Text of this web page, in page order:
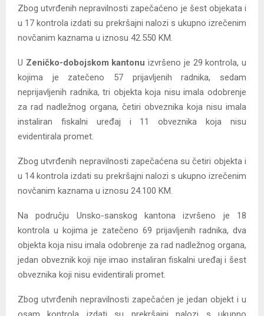
Zbog utvrđenih nepravilnosti zapečaćeno je šest objekata i
u 17 kontrola izdati su prekršajni nalozi s ukupno izrečenim
novčanim kaznama u iznosu 42.550 KM.
U Zeničko-dobojskom kantonu izvršeno je 29 kontrola, u
kojima je zatečeno 57 prijavljenih radnika, sedam
neprijavljenih radnika, tri objekta koja nisu imala odobrenje
za rad nadležnog organa, četiri obveznika koja nisu imala
instaliran fiskalni uređaj i 11 obveznika koja nisu
evidentirala promet.
Zbog utvrđenih nepravilnosti zapečaćena su četiri objekta i
u 14 kontrola izdati su prekršajni nalozi s ukupno izrečenim
novčanim kaznama u iznosu 24.100 KM.
Na području Unsko-sanskog kantona izvršeno je 18
kontrola u kojima je zatečeno 69 prijavljenih radnika, dva
objekta koja nisu imala odobrenje za rad nadležnog organa,
jedan obveznik koji nije imao instaliran fiskalni uređaj i šest
obveznika koji nisu evidentirali promet.
Zbog utvrđenih nepravilnosti zapečaćen je jedan objekt i u